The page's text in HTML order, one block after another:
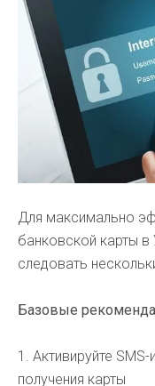
Для максимально
банковской карты в
следовать
Базовые
1. Активируйте
получения карты